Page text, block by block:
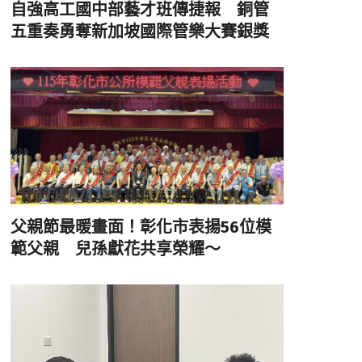
自強高工國中部藝才班傳捷報 銅管
五重奏勇奪新加坡國際管樂大賽銀獎
父親節最暖畫面！彰化市表揚56位模
範父親 兒孫獻花共享榮耀～